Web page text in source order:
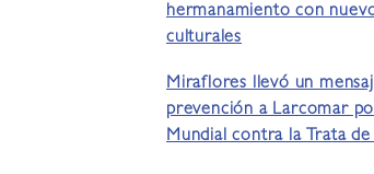
hermanamiento con
culturales
Miraflores llevó un
prevención a Larcomar
Mundial contra la Trata de